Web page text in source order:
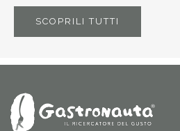
SCOPRILI TUTTI